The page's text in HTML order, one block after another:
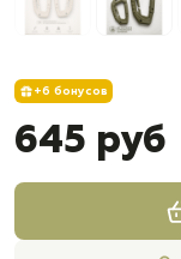
+6 бонусов
645 руб